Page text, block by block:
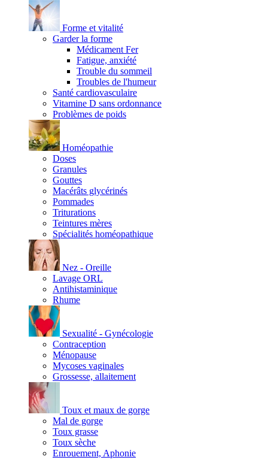
Forme et vitalité
Garder la forme
Médicament Fer
Fatigue, anxiété
Trouble du sommeil
Troubles de l'humeur
Santé cardiovasculaire
Vitamine D sans ordonnance
Problèmes de poids
Homéopathie
Doses
Granules
Gouttes
Macérâts glycérinés
Pommades
Triturations
Teintures mères
Spécialités homéopathique
Nez - Oreille
Lavage ORL
Antihistaminique
Rhume
Sexualité - Gynécologie
Contraception
Ménopause
Mycoses vaginales
Grossesse, allaitement
Toux et maux de gorge
Mal de gorge
Toux grasse
Toux sèche
Enrouement, Aphonie